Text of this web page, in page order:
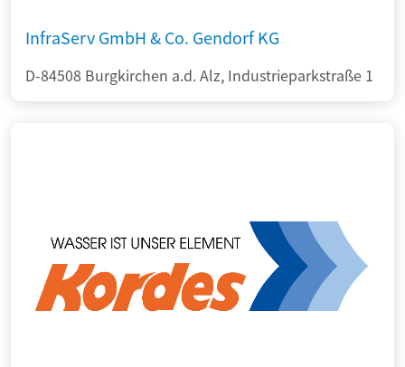
InfraServ GmbH & Co. Gendorf KG
D-84508 Burgkirchen a.d. Alz, Industrieparkstraße 1